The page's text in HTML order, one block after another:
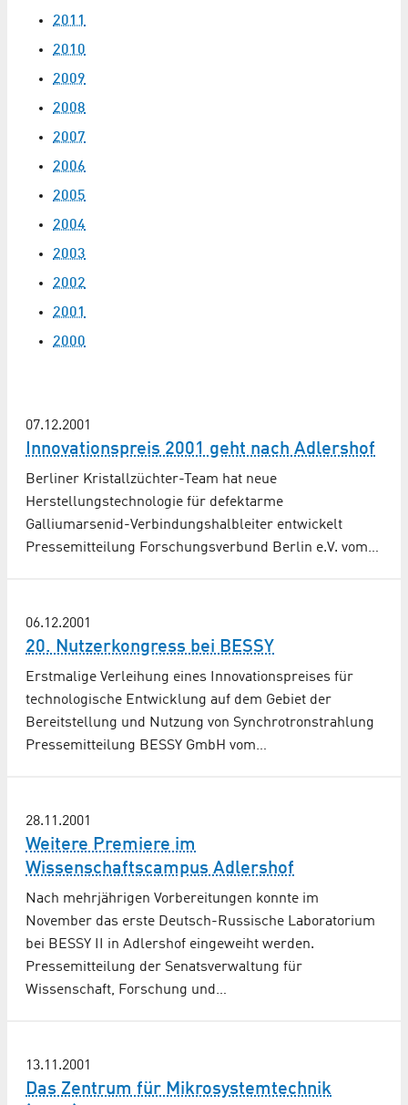
2011
2010
2009
2008
2007
2006
2005
2004
2003
2002
2001
2000
07.12.2001
Innovationspreis 2001 geht nach Adlershof
Berliner Kristallzüchter-Team hat neue
Herstellungstechnologie für defektarme
Galliumarsenid-Verbindungshalbleiter entwickelt
Pressemitteilung Forschungsverbund Berlin e.V. vom…
06.12.2001
20. Nutzerkongress bei BESSY
Erstmalige Verleihung eines Innovationspreises für
technologische Entwicklung auf dem Gebiet der
Bereitstellung und Nutzung von Synchrotronstrahlung
Pressemitteilung BESSY GmbH vom…
28.11.2001
Weitere Premiere im
Wissenschaftscampus Adlershof
Nach mehrjährigen Vorbereitungen konnte im
November das erste Deutsch-Russische Laboratorium
bei BESSY II in Adlershof eingeweiht werden.
Pressemitteilung der Senatsverwaltung für
Wissenschaft, Forschung und…
13.11.2001
Das Zentrum für Mikrosystemtechnik